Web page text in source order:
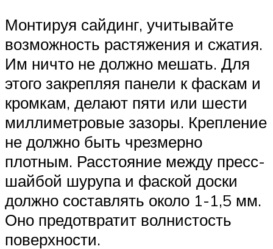
Монтируя сайдинг, учитывайте
возможность растяжения и сжатия.
Им ничто не должно мешать. Для
этого закрепляя панели к фаскам и
кромкам, делают пяти или шести
миллиметровые зазоры. Крепление
не должно быть чрезмерно
плотным. Расстояние между пресс-
шайбой шурупа и фаской доски
должно составлять около 1-1,5 мм.
Оно предотвратит волнистость
поверхности.